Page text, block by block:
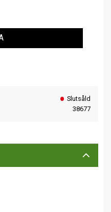
Slutsåld
38677